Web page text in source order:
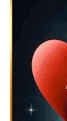
🎁 Imágenes
San Valentín